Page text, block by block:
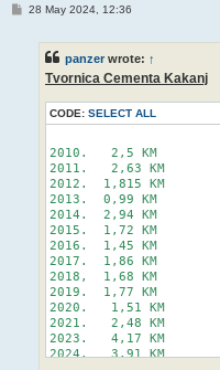
P28 May 2024, 12:36
panzer wrote: ↑
Tvornica Cementa Kakanj
CODE: SELECT ALL
2010.   2,5 KM
2011.   2,63 KM
2012.  1,815 KM
2013.  0,99 KM
2014.  2,94 KM
2015.  1,72 KM
2016.  1,45 KM
2017.  1,86 KM
2018,  1,68 KM
2019.  1,77 KM
2020.   1,51 KM
2021.   2,48 KM
2023.   4,17 KM
2024.   3,91 KM